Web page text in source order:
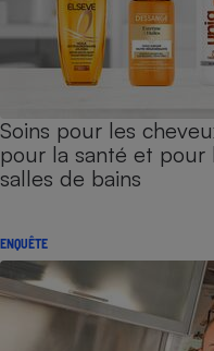
Soins pour les
pour la santé et pour
salles de bains
ENQUÊTE